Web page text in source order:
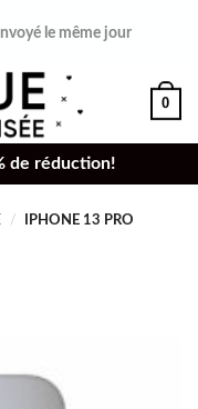
le même jour
0
de réduction!
/ IPHONE 13 PRO